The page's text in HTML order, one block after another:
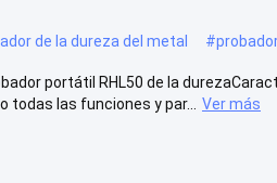
de la dureza del metal #
portátil RHL50 de la
las funciones y par...
Ver más